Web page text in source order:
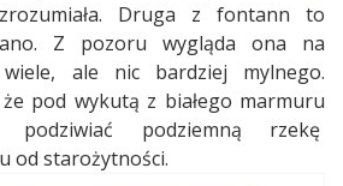
Druga z fontann to
Z pozoru wygląda ona na
ale nic bardziej mylnego.
pod wykutą z białego marmuru
podziwiać podziemną rzekę
od starożytności.